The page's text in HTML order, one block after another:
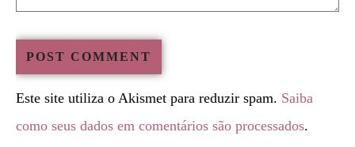
Este site utiliza o Akismet para reduzir spam. Saiba
como seus dados em comentários são processados.